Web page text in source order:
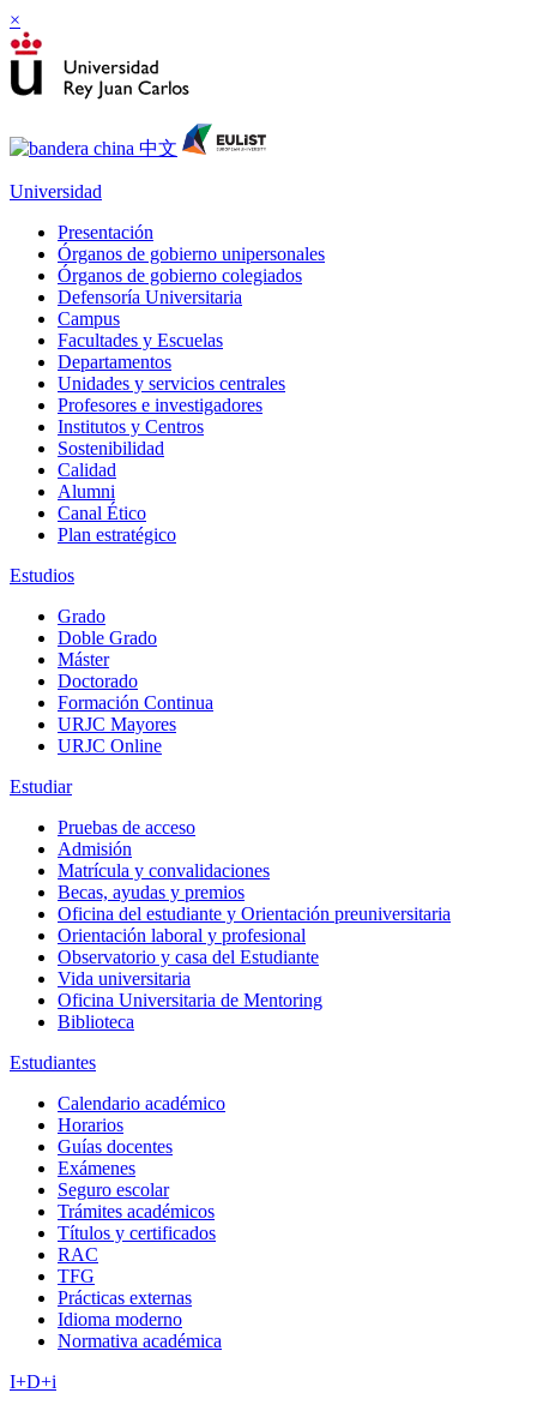
×
Universidad
Presentación
Órganos de gobierno unipersonales
Órganos de gobierno colegiados
Defensoría Universitaria
Campus
Facultades y Escuelas
Departamentos
Unidades y servicios centrales
Profesores e investigadores
Institutos y Centros
Sostenibilidad
Calidad
Alumni
Canal Ético
Plan estratégico
Estudios
Grado
Doble Grado
Máster
Doctorado
Formación Continua
URJC Mayores
URJC Online
Estudiar
Pruebas de acceso
Admisión
Matrícula y convalidaciones
Becas, ayudas y premios
Oficina del estudiante y Orientación preuniversitaria
Orientación laboral y profesional
Observatorio y casa del Estudiante
Vida universitaria
Oficina Universitaria de Mentoring
Biblioteca
Estudiantes
Calendario académico
Horarios
Guías docentes
Exámenes
Seguro escolar
Trámites académicos
Títulos y certificados
RAC
TFG
Prácticas externas
Idioma moderno
Normativa académica
I+D+i